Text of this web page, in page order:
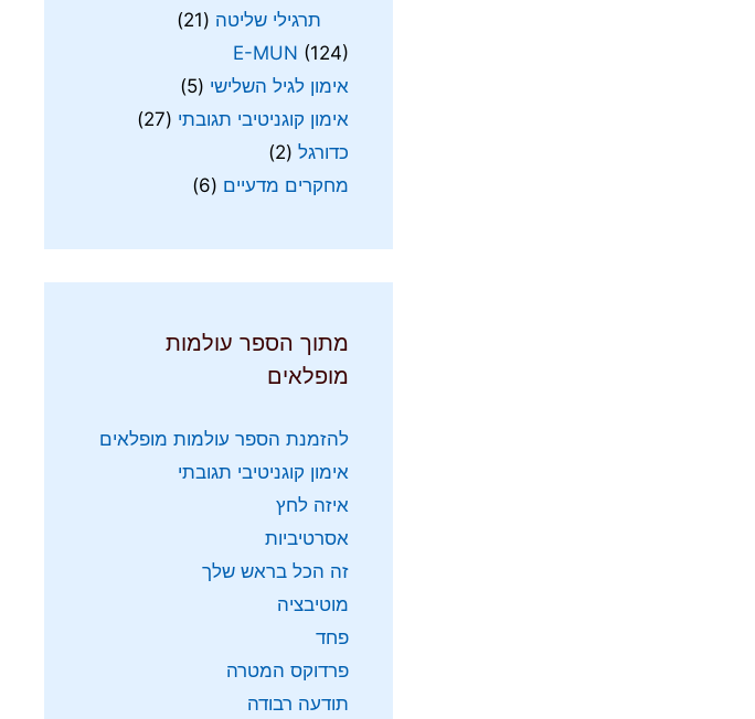
תרגילי שליטה (21)
E-MUN (124)
אימון לגיל השלישי (5)
אימון קוגניטיבי תגובתי (27)
כדורגל (2)
מחקרים מדעיים (6)
מתוך הספר עולמות
מופלאים
להזמנת הספר עולמות מופלאים
אימון קוגניטיבי תגובתי
איזה לחץ
אסרטיביות
זה הכל בראש שלך
מוטיבציה
פחד
פרדוקס המטרה
תודעה רבודה